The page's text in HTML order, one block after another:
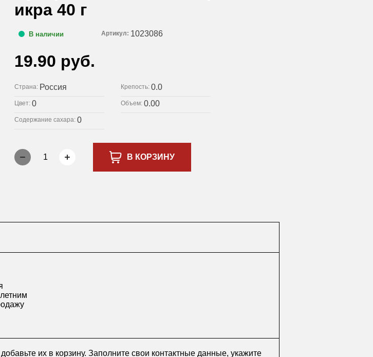
икра 40 г
В наличии Артикул: 1023086
19.90 руб.
Страна: Россия Крепость: 0.0
Цвет: 0 Объем: 0.00
Содержание сахара: 0
1 В КОРЗИНУ
их в корзину. Заполните свои контактные данные, укажите